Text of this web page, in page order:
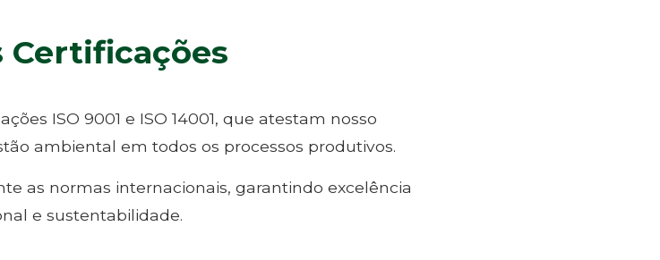
Certificações
ISO 9001 e ISO 14001, que atestam nosso
ambiental em todos os processos produtivos.
as normas internacionais, garantindo excelência
e sustentabilidade.